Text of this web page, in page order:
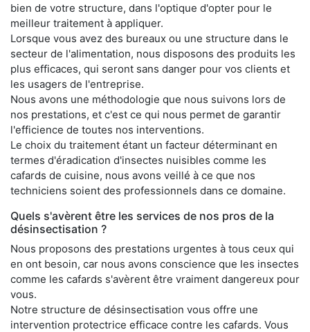
bien de votre structure, dans l'optique d'opter pour le
meilleur traitement à appliquer.
Lorsque vous avez des bureaux ou une structure dans le
secteur de l'alimentation, nous disposons des produits les
plus efficaces, qui seront sans danger pour vos clients et
les usagers de l'entreprise.
Nous avons une méthodologie que nous suivons lors de
nos prestations, et c'est ce qui nous permet de garantir
l'efficience de toutes nos interventions.
Le choix du traitement étant un facteur déterminant en
termes d'éradication d'insectes nuisibles comme les
cafards de cuisine, nous avons veillé à ce que nos
techniciens soient des professionnels dans ce domaine.
Quels s'avèrent être les services de nos pros de la
désinsectisation ?
Nous proposons des prestations urgentes à tous ceux qui
en ont besoin, car nous avons conscience que les insectes
comme les cafards s'avèrent être vraiment dangereux pour
vous.
Notre structure de désinsectisation vous offre une
intervention protectrice efficace contre les cafards. Vous